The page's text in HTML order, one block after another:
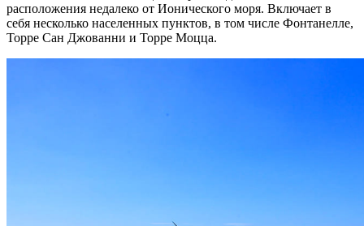
расположения недалеко от Ионического моря. Включает в
себя несколько населенных пунктов, в том числе Фонтанелле,
Торре Сан Джованни и Торре Моцца.